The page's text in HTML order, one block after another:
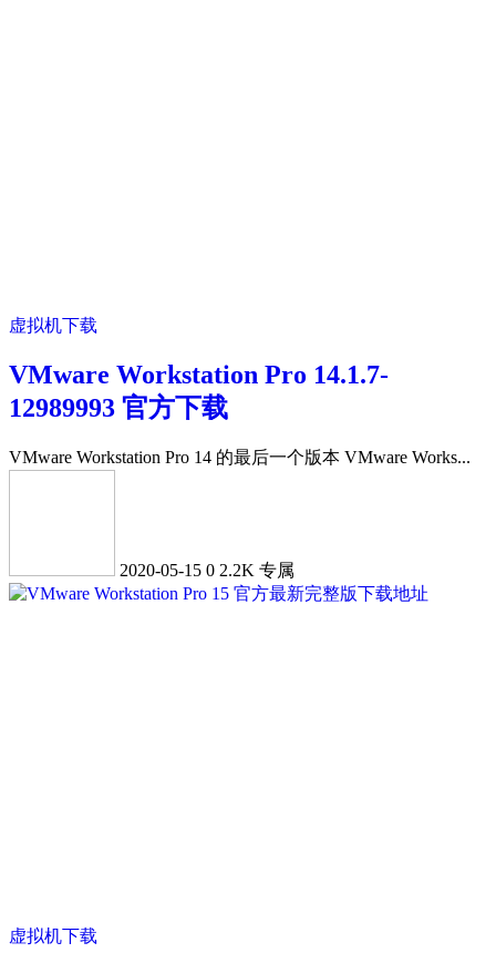
虚拟机下载
VMware Workstation Pro 14.1.7-
12989993 官方下载
VMware Workstation Pro 14 的最后一个版本 VMware Works...
2020-05-15 0 2.2K 专属
虚拟机下载